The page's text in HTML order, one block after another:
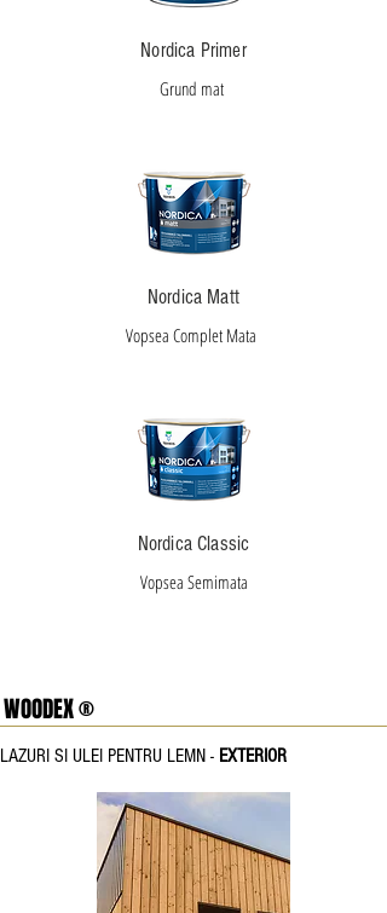
Nordica Primer
Grund mat
Nordica Matt
Vopsea Complet Mata
Nordica Classic
Vopsea Semimata
WOODEX ®
LAZURI SI ULEI PENTRU LEMN - EXTERIOR